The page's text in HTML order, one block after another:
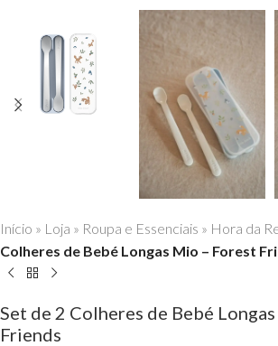
Início » Loja » Roupa e Essenciais » Hora da
Colheres de Bebé Longas Mio – Forest
Set de 2 Colheres de Bebé
Friends